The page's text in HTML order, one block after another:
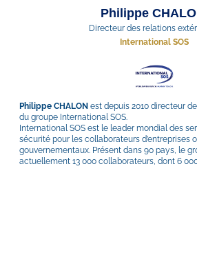
Philippe
Directeur des relations
International SOS
Philippe CHALON est depuis 2010 directeur
du groupe International SOS.
International SOS est le leader mondial des
sécurité pour les collaborateurs d’entreprises
gouvernementaux. Présent dans 90 pays, le
actuellement 13 000 collaborateurs, dont 6